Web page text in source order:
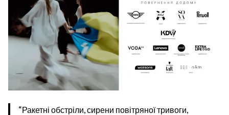
“Ракетні обстріли, сирени повітряної тривоги,